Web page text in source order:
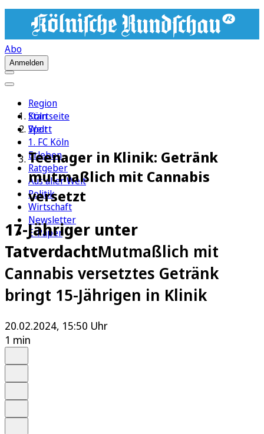
Abo
Anmelden
Region
Köln
Sport
1. FC Köln
Erleben
Ratgeber
Aus aller Welt
Politik
Wirtschaft
Newsletter
E-Paper
Startseite
Welt
Teenager in Klinik: Getränk
mutmaßlich mit Cannabis
versetzt
17-Jähriger unter
TatverdachtMutmaßlich mit
Cannabis versetztes Getränk
bringt 15-Jährigen in Klinik
20.02.2024, 15:50 Uhr
1 min